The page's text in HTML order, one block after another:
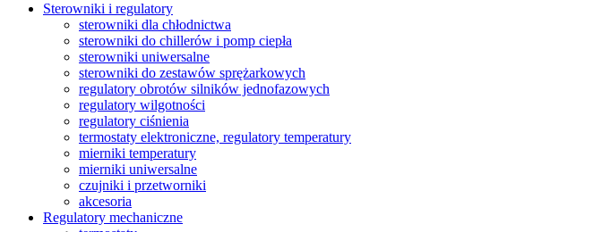
Sterowniki i regulatory
sterowniki dla chłodnictwa
sterowniki do chillerów i pomp ciepła
sterowniki uniwersalne
sterowniki do zestawów sprężarkowych
regulatory obrotów silników jednofazowych
regulatory wilgotności
regulatory ciśnienia
termostaty elektroniczne, regulatory temperatury
mierniki temperatury
mierniki uniwersalne
czujniki i przetworniki
akcesoria
Regulatory mechaniczne